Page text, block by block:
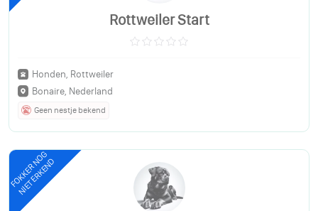
Rottweiler Start
Honden, Rottweiler
Bonaire, Nederland
Geen nestje bekend
FOKKER NOG
NIET ERKEND